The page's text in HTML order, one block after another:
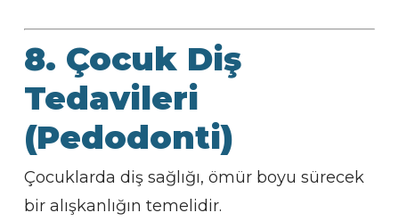
8. Çocuk Diş
Tedavileri
(Pedodonti)
Çocuklarda diş sağlığı, ömür boyu sürecek
bir alışkanlığın temelidir.